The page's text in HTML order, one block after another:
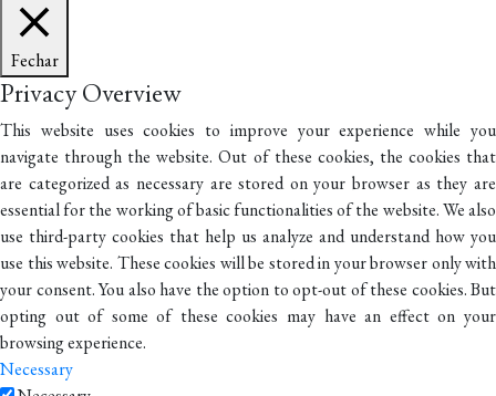
Fechar
Privacy Overview
This website uses cookies to improve your experience while you
navigate through the website. Out of these cookies, the cookies that
are categorized as necessary are stored on your browser as they are
essential for the working of basic functionalities of the website. We also
use third-party cookies that help us analyze and understand how you
use this website. These cookies will be stored in your browser only with
your consent. You also have the option to opt-out of these cookies. But
opting out of some of these cookies may have an effect on your
browsing experience.
Necessary